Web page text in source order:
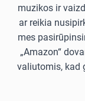
muzikos ir
ar reikia
mes
„Amazon“
valiutomis, kad